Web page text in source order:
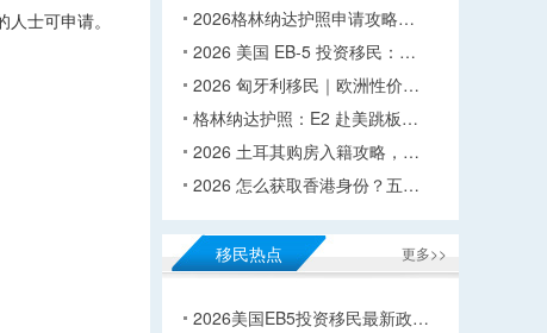
士可申请。
2026格林纳达护照申请攻略…
2026 美国 EB-5 投资移民：…
2026 匈牙利移民｜欧洲性价…
格林纳达护照：E2 赴美跳板…
2026 土耳其购房入籍攻略，…
2026 怎么获取香港身份？五…
更多>>
移民热点
2026美国EB5投资移民最新政…